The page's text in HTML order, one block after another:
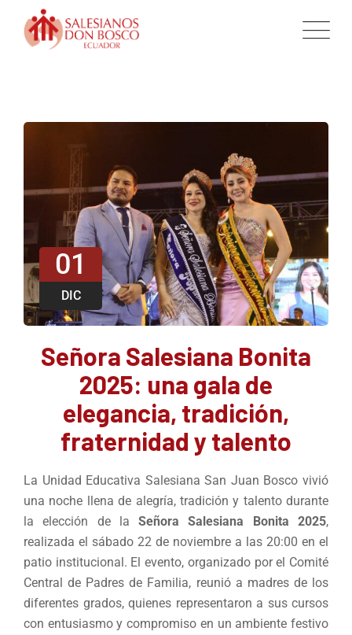
01
DIC
Señora Salesiana Bonita
2025: una gala de
elegancia, tradición,
fraternidad y talento
La Unidad Educativa Salesiana San Juan Bosco vivió
una noche llena de alegría, tradición y talento durante
la elección de laSeñora Salesiana Bonita 2025,
realizada el sábado 22 de noviembre a las 20:00 en el
patio institucional. El evento, organizado por el Comité
Central de Padres de Familia, reunió a madres de los
diferentes grados, quienes representaron a sus cursos
con entusiasmo y compromiso en un ambiente festivo